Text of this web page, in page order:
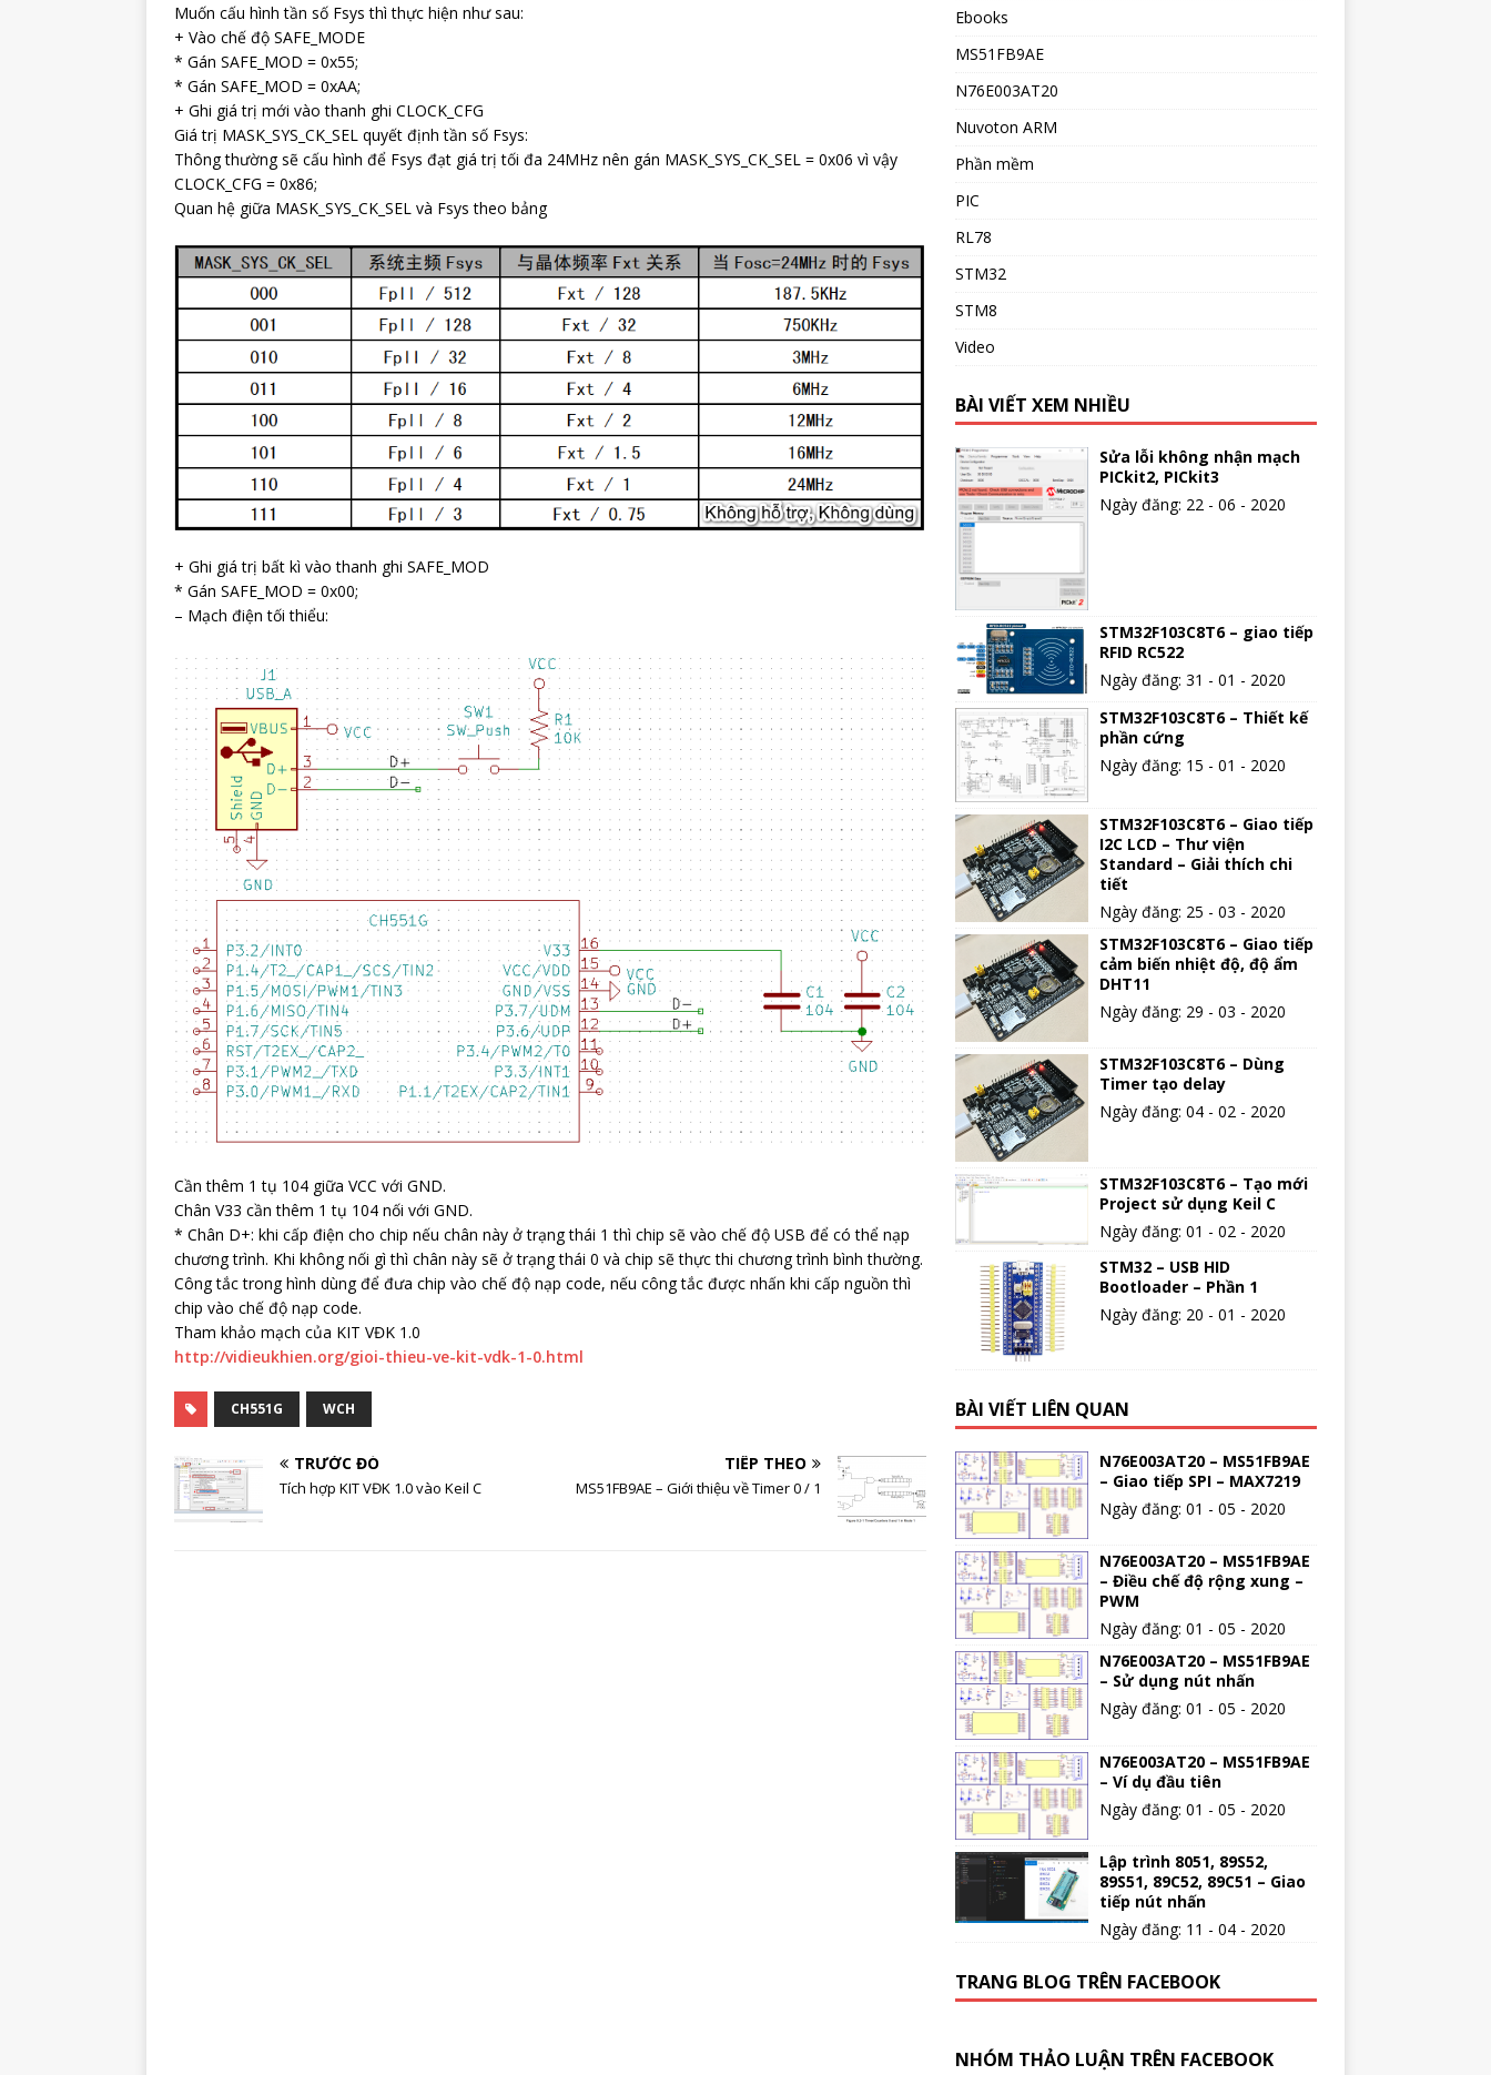
Muốn cấu hình tần số Fsys thì thực hiện như sau:
+ Vào chế độ SAFE_MODE
* Gán SAFE_MOD = 0x55;
* Gán SAFE_MOD = 0xAA;
+ Ghi giá trị mới vào thanh ghi CLOCK_CFG
Giá trị MASK_SYS_CK_SEL quyết định tần số Fsys:
Thông thường sẽ cấu hình để Fsys đạt giá trị tối đa 24MHz nên gán MASK_SYS_CK_SEL = 0x06 vì vậy
CLOCK_CFG = 0x86;
Quan hệ giữa MASK_SYS_CK_SEL và Fsys theo bảng
+ Ghi giá trị bất kì vào thanh ghi SAFE_MOD
* Gán SAFE_MOD = 0x00;
– Mạch điện tối thiểu:
Cần thêm 1 tụ 104 giữa VCC với GND.
Chân V33 cần thêm 1 tụ 104 nối với GND.
* Chân D+: khi cấp điện cho chip nếu chân này ở trạng thái 1 thì chip sẽ vào chế độ USB để có thể nạp
chương trình. Khi không nối gì thì chân này sẽ ở trạng thái 0 và chip sẽ thực thi chương trình bình thường.
Công tắc trong hình dùng để đưa chip vào chế độ nạp code, nếu công tắc được nhấn khi cấp nguồn thì
chip vào chế độ nạp code.
Tham khảo mạch của KIT VĐK 1.0
http://vidieukhien.org/gioi-thieu-ve-kit-vdk-1-0.html
CH551G WCH
TRƯỚC ĐÓ
Tích hợp KIT VĐK 1.0 vào Keil C
TIẾP THEO
MS51FB9AE – Giới thiệu về Timer 0 / 1
Ebooks
MS51FB9AE
N76E003AT20
Nuvoton ARM
Phần mềm
PIC
RL78
STM32
STM8
Video
BÀI VIẾT XEM NHIỀU
Sửa lỗi không nhận mạch
PICkit2, PICkit3
Ngày đăng: 22 - 06 - 2020
STM32F103C8T6 – giao tiếp
RFID RC522
Ngày đăng: 31 - 01 - 2020
STM32F103C8T6 – Thiết kế
phần cứng
Ngày đăng: 15 - 01 - 2020
STM32F103C8T6 – Giao tiếp
I2C LCD – Thư viện
Standard – Giải thích chi
tiết
Ngày đăng: 25 - 03 - 2020
STM32F103C8T6 – Giao tiếp
cảm biến nhiệt độ, độ ẩm
DHT11
Ngày đăng: 29 - 03 - 2020
STM32F103C8T6 – Dùng
Timer tạo delay
Ngày đăng: 04 - 02 - 2020
STM32F103C8T6 – Tạo mới
Project sử dụng Keil C
Ngày đăng: 01 - 02 - 2020
STM32 – USB HID
Bootloader – Phần 1
Ngày đăng: 20 - 01 - 2020
BÀI VIẾT LIÊN QUAN
N76E003AT20 – MS51FB9AE
– Giao tiếp SPI – MAX7219
Ngày đăng: 01 - 05 - 2020
N76E003AT20 – MS51FB9AE
– Điều chế độ rộng xung –
PWM
Ngày đăng: 01 - 05 - 2020
N76E003AT20 – MS51FB9AE
– Sử dụng nút nhấn
Ngày đăng: 01 - 05 - 2020
N76E003AT20 – MS51FB9AE
– Ví dụ đầu tiên
Ngày đăng: 01 - 05 - 2020
Lập trình 8051, 89S52,
89S51, 89C52, 89C51 – Giao
tiếp nút nhấn
Ngày đăng: 11 - 04 - 2020
TRANG BLOG TRÊN FACEBOOK
NHÓM THẢO LUẬN TRÊN FACEBOOK